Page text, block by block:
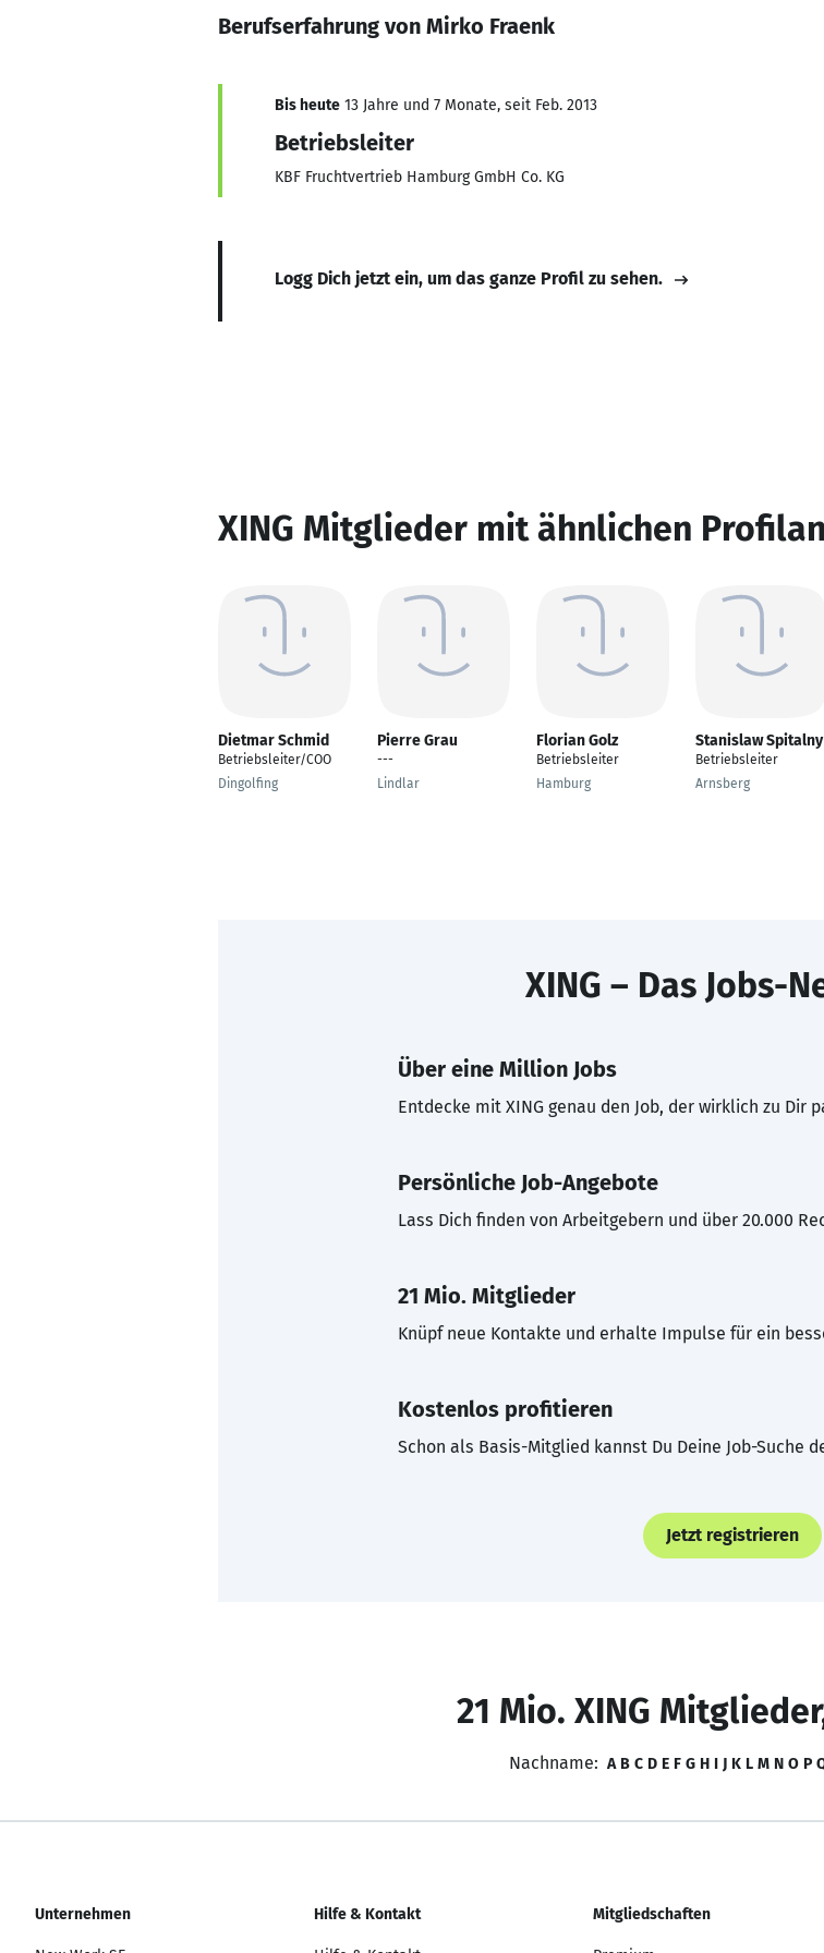
Berufserfahrung von Mirko Fraenk
Bis heute 13 Jahre und 7 Monate, seit Feb. 2013
Betriebsleiter
KBF Fruchtvertrieb Hamburg GmbH Co. KG
Logg Dich jetzt ein, um das ganze Profil zu sehen.
XING Mitglieder mit ähnlichen
Dietmar Schmid
Betriebsleiter/COO
Dingolfing
Pierre Grau
---
Lindlar
Florian Golz
Betriebsleiter
Hamburg
Stanislaw Spitalny
Betriebsleiter
Arnsberg
XING – Das Jobs-
Über eine Million Jobs
Entdecke mit XING genau den Job, der wirklich zu Dir
Persönliche Job-Angebote
Lass Dich finden von Arbeitgebern und über 20.000
21 Mio. Mitglieder
Knüpf neue Kontakte und erhalte Impulse für ein
Kostenlos profitieren
Schon als Basis-Mitglied kannst Du Deine Job-Suche
Jetzt registrieren
21 Mio. XING
Nachname: A B C D E F G H I J K L M N O P
Unternehmen Hilfe & Kontakt Mitgliedschaften